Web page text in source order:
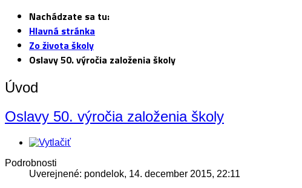
Nachádzate sa tu:
Hlavná stránka
Zo života školy
Oslavy 50. výročia založenia školy
Úvod
Oslavy 50. výročia založenia školy
Podrobnosti
Uverejnené: pondelok, 14. december 2015, 22:11